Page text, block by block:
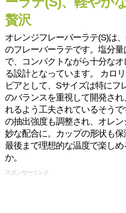
贅沢
オレンジフレーバーラテ(S)は
のフレーバーラテです。塩分
で、コンパクトながら十分な
る設計となっています。 カロ
ビアとして、Sサイズは特にフ
のバランスを重視して開発さ
れるよう工夫されているそう
の抽出強度も調整され、オレ
妙な配合に。カップの形状も保
最後まで理想的な温度で楽し
か。
スポンサーリンク